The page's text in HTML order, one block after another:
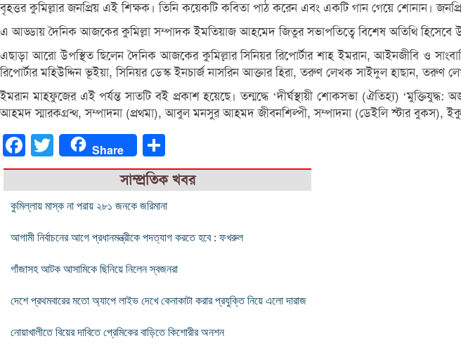
বৃহত্তর কুমিল্লার জনপ্রিয় এই শিক্ষক। তিনি কয়েকটি কবিতা পাঠ করেন এবং একটি গান গেয়ে শোনান।
এ আড্ডায় দৈনিক আজকের কুমিল্লা সম্পাদক ইমতিয়াজ আহমেদ জিতুর সভাপতিত্বে বিশেষ অতিথি হিসেবে
এছাড়া আরো উপস্থিত ছিলেন দৈনিক আজকের কুমিল্লার সিনিয়র রিপোর্টার শাহ ইমরান, আইনজীবি ও
রিপোর্টার মহিউদ্দিন ভূইয়া, সিনিয়র ডেস্ক ইনচার্জ নাসরিন আক্তার হিরা, তরুণ লেখক সাইদুল হাছান,
ইমরান মাহফুজের এই পর্যন্ত সাতটি বই প্রকাশ হয়েছে। তন্মদ্ধে ‘দীর্ঘস্থায়ী শোকসভা (ঐতিহ্য)
আহমদ স্মারকগ্রন্থ, সম্পাদনা (প্রথমা), আবুল মনসুর আহমদ জীবনশিল্পী, সম্পাদনা (ডেইলি স্টার বুকস),
FacebookTwitter Share
সাম্প্রতিক খবর
কুমিল্লায় মাস্ক না পরায় ২৮১ জনকে জরিমানা
আগামী নির্বাচনের আগে প্রধানমন্ত্রীকে পদত্যাগ করতে হবে : ফখরুল
গাঁজাসহ আটক আসামিকে ছিনিয়ে নিলেন স্বজনরা
দেশে প্রথমবারের মতো অ্যাপে লাইভ দেখে কেনাকাটা করার প্রযুক্তি নিয়ে এলো দারাজ
নোয়াখালীতে বিয়ের দাবিতে প্রেমিকের বাড়িতে কিশোরীর অনশন